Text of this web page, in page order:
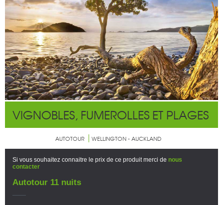
VIGNOBLES, FUMEROLLES ET PLAGES
AUTOTOUR WELLINGTON - AUCKLAND
Si vous souhaitez connaitre le prix de ce produit merci de nous
contacter
Autotour 11 nuits